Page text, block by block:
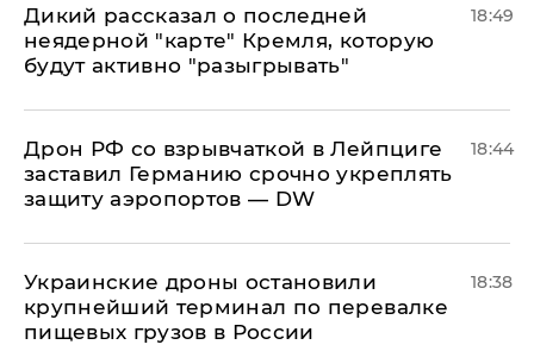
Дикий рассказал о последней
неядерной "карте" Кремля, которую
будут активно "разыгрывать"
18:49
​Дрон РФ со взрывчаткой в Лейпциге
заставил Германию срочно укреплять
защиту аэропортов — DW
18:44
Украинские дроны остановили
крупнейший терминал по перевалке
пищевых грузов в России
18:38